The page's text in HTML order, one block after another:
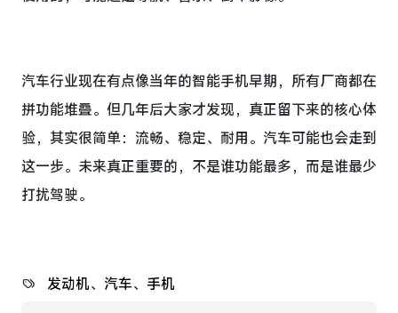
汽车行业现在有点像当年的智能手机早期，所有厂商都在
拼功能堆叠。但几年后大家才发现，真正留下来的核心体
验，其实很简单：流畅、稳定、耐用。汽车可能也会走到
这一步。未来真正重要的，不是谁功能最多，而是谁最少
打扰驾驶。
发动机、 汽车、 手机